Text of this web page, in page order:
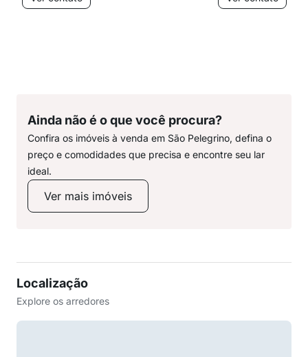
Ainda não é o que você procura?
Confira os imóveis à venda em São Pelegrino, defina o
preço e comodidades que precisa e encontre seu lar
ideal.
Ver mais imóveis
Localização
Explore os arredores